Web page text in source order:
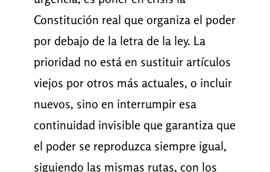
Constitución real que organiza el poder
por debajo de la letra de la ley. La
prioridad no está en sustituir artículos
viejos por otros más actuales, o incluir
nuevos, sino en interrumpir esa
continuidad invisible que garantiza que
el poder se reproduzca siempre igual,
siguiendo las mismas rutas, con los